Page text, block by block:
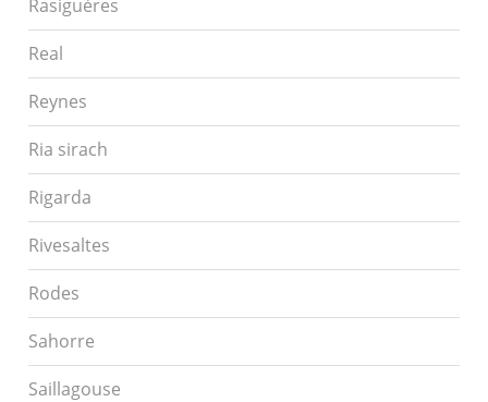
Rasiguères
Real
Reynes
Ria sirach
Rigarda
Rivesaltes
Rodes
Sahorre
Saillagouse